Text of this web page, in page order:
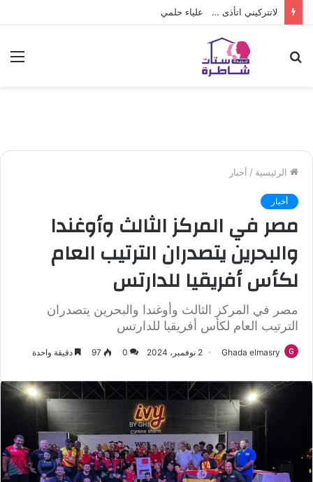
لاتتركيني اتأذى … علياء حلمي
الرئيسية / أخبار
أخبار
مصر في المركز الثالث وأوغندا
والبحرين يتصدران الترتيب العام
لكأس أفريقيا للدارتس
مصر في المركز الثالث وأوغندا والبحرين يتصدران
الترتيب العام لكأس أفريقيا للدارتس
Ghada elmasry 2 نوفمبر، 2024 0
97 دقيقة واحدة